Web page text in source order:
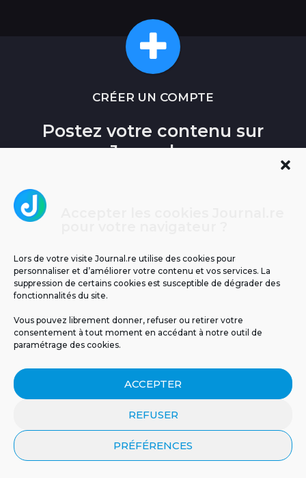
Lors de votre visite Journal.re utilise des cookies pour
personnaliser et d’améliorer votre contenu et vos services. La
suppression de certains cookies est susceptible de dégrader des
fonctionnalités du site.
Vous pouvez librement donner, refuser ou retirer votre
consentement à tout moment en accédant à notre outil de
paramétrage des cookies.
ACCEPTER
REFUSER
PRÉFÉRENCES
CRÉER UN COMPTE
Postez votre contenu sur
Journal.re
CHOIX DE LA RÉDACTION
1